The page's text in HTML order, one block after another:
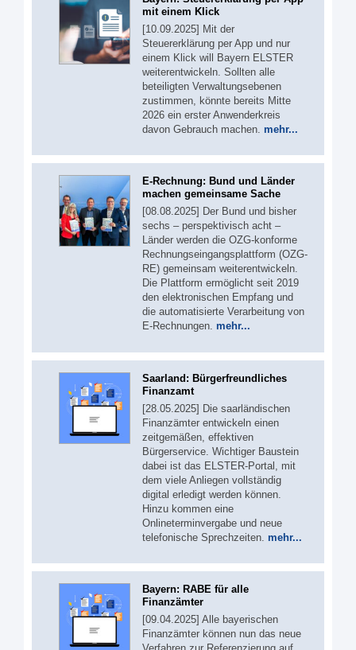
mit einem Klick
[10.09.2025] Mit der
Steuererklärung per App und nur
einem Klick will Bayern ELSTER
weiterentwickeln. Sollten alle
beteiligten Verwaltungsebenen
zustimmen, könnte bereits Mitte
2026 ein erster Anwenderkreis
davon Gebrauch machen. mehr...
E-Rechnung: Bund und Länder
machen gemeinsame Sache
[08.08.2025] Der Bund und bisher
sechs – perspektivisch acht –
Länder werden die OZG-konforme
Rechnungseingangsplattform (OZG-
RE) gemeinsam weiterentwickeln.
Die Plattform ermöglicht seit 2019
den elektronischen Empfang und
die automatisierte Verarbeitung von
E-Rechnungen. mehr...
Saarland: Bürgerfreundliches
Finanzamt
[28.05.2025] Die saarländischen
Finanzämter entwickeln einen
zeitgemäßen, effektiven
Bürgerservice. Wichtiger Baustein
dabei ist das ELSTER-Portal, mit
dem viele Anliegen vollständig
digital erledigt werden können.
Hinzu kommen eine
Onlineterminvergabe und neue
telefonische Sprechzeiten. mehr...
Bayern: RABE für alle
Finanzämter
[09.04.2025] Alle bayerischen
Finanzämter können nun das neue